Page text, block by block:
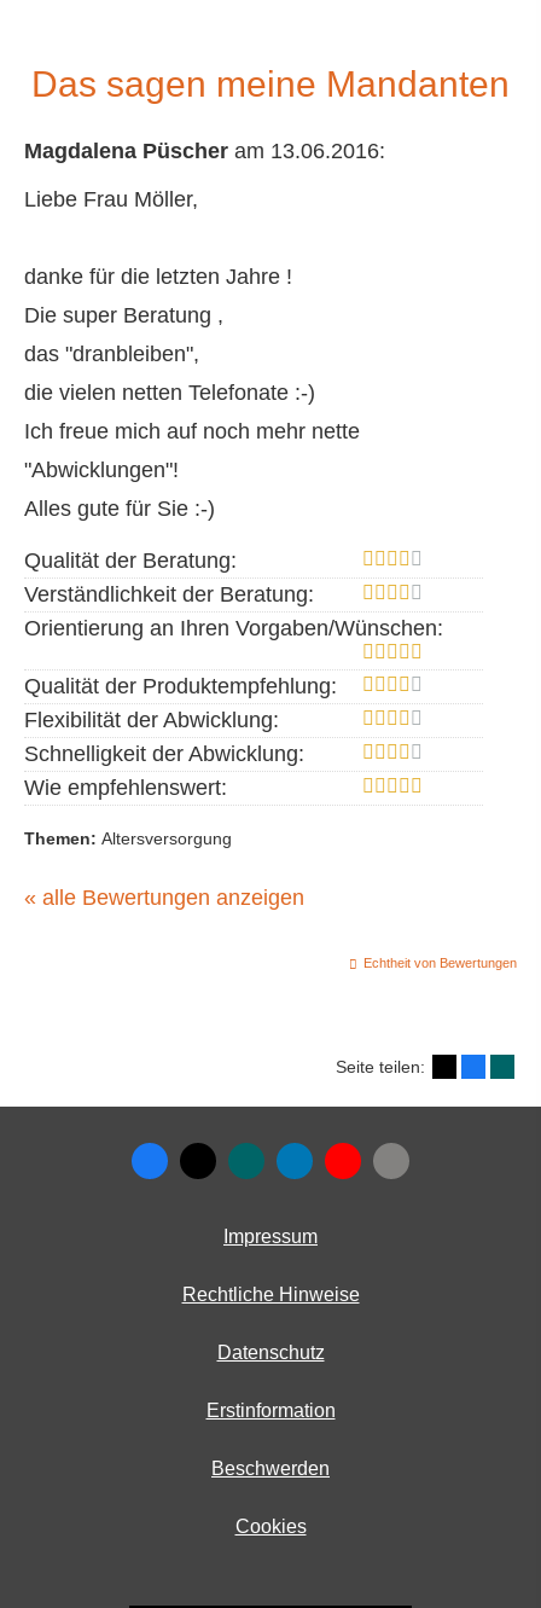
Das sagen meine Mandanten
Magdalena Püscher am 13.06.2016:
Liebe Frau Möller,
danke für die letzten Jahre !
Die super Beratung ,
das "dranbleiben",
die vielen netten Telefonate :-)
Ich freue mich auf noch mehr nette
"Abwicklungen"!
Alles gute für Sie :-)
Qualität der Beratung:
Verständlichkeit der Beratung:
Orientierung an Ihren Vorgaben/Wünschen:
Qualität der Produktempfehlung:
Flexibilität der Abwicklung:
Schnelligkeit der Abwicklung:
Wie empfehlenswert:
Themen: Altersversorgung
« alle Bewertungen anzeigen
Echtheit von Bewertungen
Seite teilen:
Impressum
Rechtliche Hinweise
Datenschutz
Erstinformation
Beschwerden
Cookies